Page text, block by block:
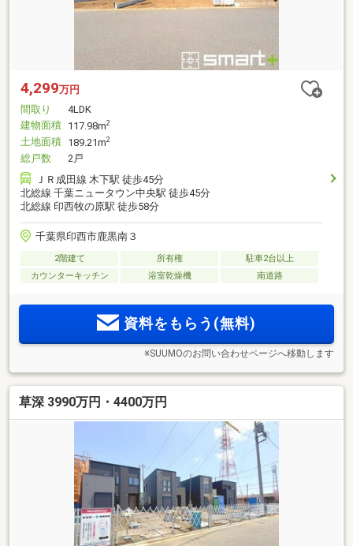
4,299万円
間取り
4LDK
建物面積 117.98m2
土地面積 189.21m2
総戸数
2戸
ＪＲ成田線 木下駅 徒歩45分
北総線 千葉ニュータウン中央駅 徒歩45分
北総線 印西牧の原駅 徒歩58分
千葉県印西市鹿黒南３
2階建て 所有権
駐車2台以上
カウンターキッチン
浴室乾燥機 南道路
資料をもらう(無料)
※SUUMOのお問い合わせページへ移動します
草深 3990万円・4400万円